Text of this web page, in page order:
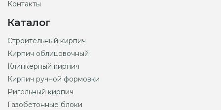
Контакты
Каталог
Строительный кирпич
Кирпич облицовочный
Клинкерный кирпич
Кирпич ручной формовки
Ригельный кирпич
Газобетонные блоки